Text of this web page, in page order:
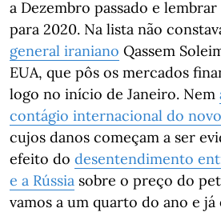
a Dezembro passado e
para 2020. Na lista não
general iraniano Qassem
EUA, que pôs os mercados
logo no início de Janeiro. Nem
contágio internacional do
cujos danos começam a ser
efeito do desentendimento
e a Rússia sobre o preço do
vamos a um quarto do ano e